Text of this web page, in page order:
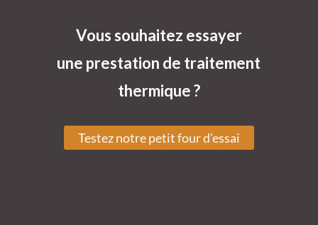
Vous souhaitez essayer
une prestation de traitement
thermique ?
Testez notre petit four d’essai